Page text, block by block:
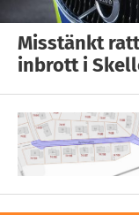
Misstänkt
inbrott i